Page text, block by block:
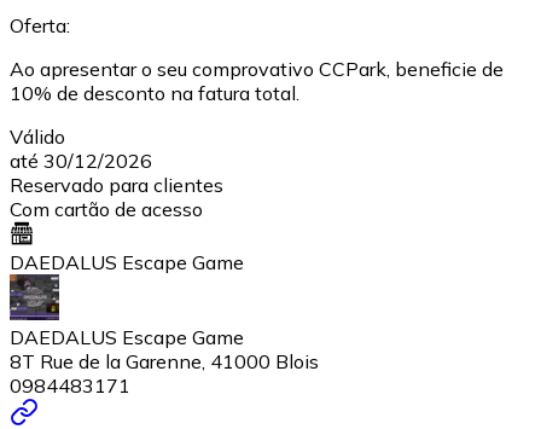
Oferta:
Ao apresentar o seu comprovativo CCPark, beneficie de
10% de desconto na fatura total.
Válido
até 30/12/2026
Reservado para clientes
Com cartão de acesso
DAEDALUS Escape Game
DAEDALUS Escape Game
8T Rue de la Garenne, 41000 Blois
0984483171